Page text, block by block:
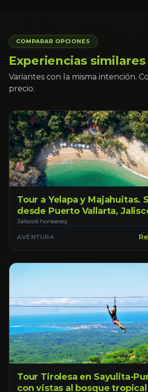
COMPARAR OPCIONES
Experiencias similares
Variantes con la misma intención.
precio.
Tour a Yelapa y Majahuitas.
desde Puerto Vallarta,
Jalisco6 horaseasy
AVENTURA
Tour Tirolesa en Sayulita-
con vistas al bosque